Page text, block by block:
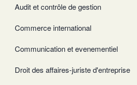
Audit et contrôle de gestion
Commerce international
Communication et evenementiel
Droit des affaires-juriste d'entreprise